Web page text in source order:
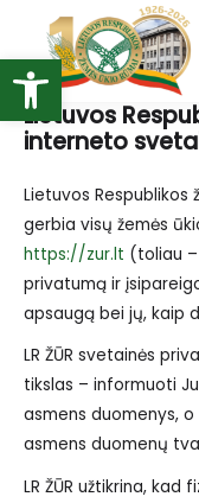
Open toolbar
turinio
Lietuvos
interneto
Lietuvos Respublikos
gerbia visų žemės
https://zur.lt (toliau –
privatumą ir
apsaugą bei jų, kaip
LR ŽŪR svetainės
tikslas – informuoti
asmens duomenys,
asmens duomenų
LR ŽŪR užtikrina,